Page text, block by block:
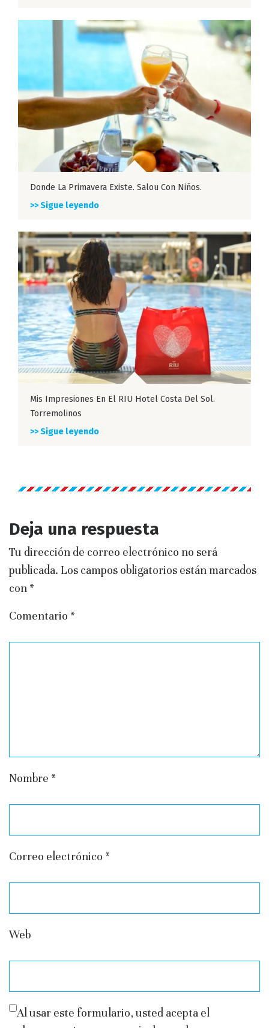
Donde La Primavera Existe. Salou Con Niños.
>> Sigue leyendo
Mis Impresiones En El RIU Hotel Costa Del Sol.
Torremolinos
>> Sigue leyendo
Deja una respuesta
Tu dirección de correo electrónico no será
publicada. Los campos obligatorios están marcados
con *
Comentario *
Nombre *
Correo electrónico *
Web
Al usar este formulario, usted acepta el